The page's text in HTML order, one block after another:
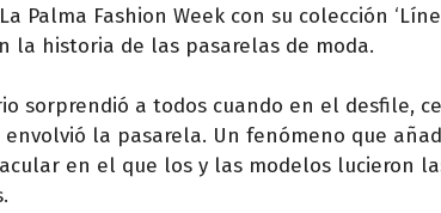
Palma Fashion Week con su colección
la historia de las pasarelas de moda.
sorprendió a todos cuando en el desfile,
la pasarela. Un fenómeno que
en el que los y las modelos lucieron